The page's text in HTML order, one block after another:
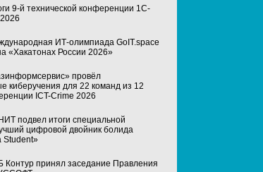
9-й технической конференции 1C-
ИТ-олимпиада GoIT.space
«Хакатонах России 2026»
провёл
киберучения для 22 команд из 12
ICT-Crime 2026
подвел итоги специальной
цифровой двойник болида
Student»
Контур принял заседание Правления